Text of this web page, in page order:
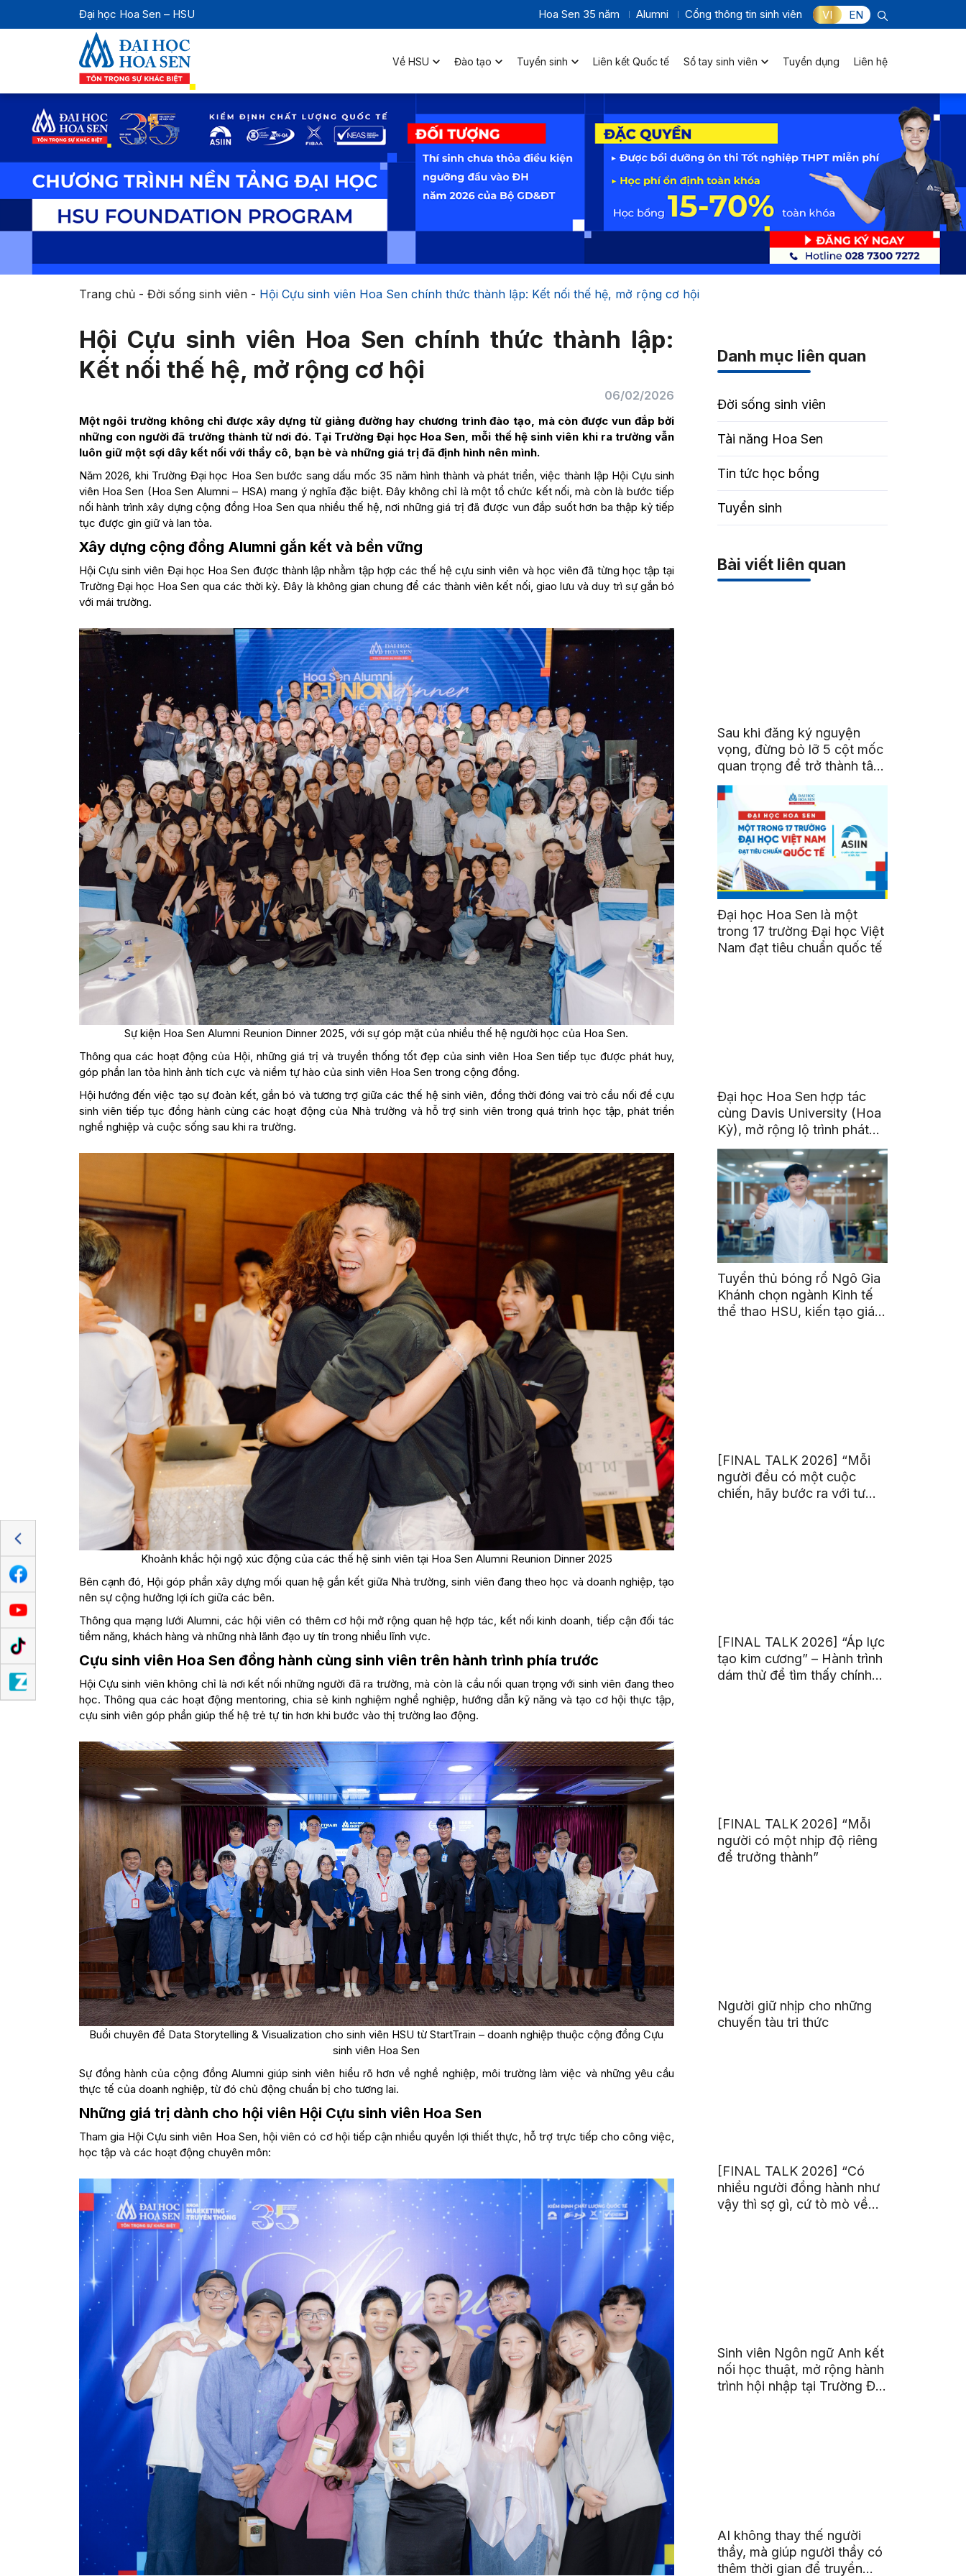
Đại học Hoa Sen – HSU Hoa Sen 35 năm Alumni Cổng thông tin sinh viên VI EN
Về HSU Đào tạo Tuyển sinh Liên kết Quốc tế Sổ tay sinh viên Tuyển dụng Liên hệ
Trang chủ- Đời sống sinh viên- Hội Cựu sinh viên Hoa Sen chính thức thành lập: Kết nối thế hệ, mở rộng cơ hội
Hội Cựu sinh viên Hoa Sen chính thức thành lập:
Kết nối thế hệ, mở rộng cơ hội
06/02/2026
Một ngôi trường không chỉ được xây dựng từ giảng đường hay chương trình đào tạo, mà còn được vun đắp bởi
những con người đã trưởng thành từ nơi đó. Tại Trường Đại học Hoa Sen, mỗi thế hệ sinh viên khi ra trường vẫn
luôn giữ một sợi dây kết nối với thầy cô, bạn bè và những giá trị đã định hình nên mình.
Năm 2026, khi Trường Đại học Hoa Sen bước sang dấu mốc 35 năm hình thành và phát triển, việc thành lập Hội Cựu sinh
viên Hoa Sen (Hoa Sen Alumni – HSA) mang ý nghĩa đặc biệt. Đây không chỉ là một tổ chức kết nối, mà còn là bước tiếp
nối hành trình xây dựng cộng đồng Hoa Sen qua nhiều thế hệ, nơi những giá trị đã được vun đắp suốt hơn ba thập kỷ tiếp
tục được gìn giữ và lan tỏa.
Xây dựng cộng đồng Alumni gắn kết và bền vững
Hội Cựu sinh viên Đại học Hoa Sen được thành lập nhằm tập hợp các thế hệ cựu sinh viên và học viên đã từng học tập tại
Trường Đại học Hoa Sen qua các thời kỳ. Đây là không gian chung để các thành viên kết nối, giao lưu và duy trì sự gắn bó
với mái trường.
Sự kiện Hoa Sen Alumni Reunion Dinner 2025, với sự góp mặt của nhiều thế hệ người học của Hoa Sen.
Thông qua các hoạt động của Hội, những giá trị và truyền thống tốt đẹp của sinh viên Hoa Sen tiếp tục được phát huy,
góp phần lan tỏa hình ảnh tích cực và niềm tự hào của sinh viên Hoa Sen trong cộng đồng.
Hội hướng đến việc tạo sự đoàn kết, gắn bó và tương trợ giữa các thế hệ sinh viên, đồng thời đóng vai trò cầu nối để cựu
sinh viên tiếp tục đồng hành cùng các hoạt động của Nhà trường và hỗ trợ sinh viên trong quá trình học tập, phát triển
nghề nghiệp và cuộc sống sau khi ra trường.
Khoảnh khắc hội ngộ xúc động của các thế hệ sinh viên tại Hoa Sen Alumni Reunion Dinner 2025
Bên cạnh đó, Hội góp phần xây dựng mối quan hệ gắn kết giữa Nhà trường, sinh viên đang theo học và doanh nghiệp, tạo
nên sự cộng hưởng lợi ích giữa các bên.
Thông qua mạng lưới Alumni, các hội viên có thêm cơ hội mở rộng quan hệ hợp tác, kết nối kinh doanh, tiếp cận đối tác
tiềm năng, khách hàng và những nhà lãnh đạo uy tín trong nhiều lĩnh vực.
Cựu sinh viên Hoa Sen đồng hành cùng sinh viên trên hành trình phía trước
Hội Cựu sinh viên không chỉ là nơi kết nối những người đã ra trường, mà còn là cầu nối quan trọng với sinh viên đang theo
học. Thông qua các hoạt động mentoring, chia sẻ kinh nghiệm nghề nghiệp, hướng dẫn kỹ năng và tạo cơ hội thực tập,
cựu sinh viên góp phần giúp thế hệ trẻ tự tin hơn khi bước vào thị trường lao động.
Buổi chuyên đề Data Storytelling & Visualization cho sinh viên HSU từ StartTrain – doanh nghiệp thuộc cộng đồng Cựu
sinh viên Hoa Sen
Sự đồng hành của cộng đồng Alumni giúp sinh viên hiểu rõ hơn về nghề nghiệp, môi trường làm việc và những yêu cầu
thực tế của doanh nghiệp, từ đó chủ động chuẩn bị cho tương lai.
Những giá trị dành cho hội viên Hội Cựu sinh viên Hoa Sen
Tham gia Hội Cựu sinh viên Hoa Sen, hội viên có cơ hội tiếp cận nhiều quyền lợi thiết thực, hỗ trợ trực tiếp cho công việc,
học tập và các hoạt động chuyên môn:
Danh mục liên quan
Đời sống sinh viên
Tài năng Hoa Sen
Tin tức học bổng
Tuyển sinh
Bài viết liên quan
Sau khi đăng ký nguyện
vọng, đừng bỏ lỡ 5 cột mốc
quan trọng để trở thành tân
sinh viên HSU
Đại học Hoa Sen là một
trong 17 trường Đại học Việt
Nam đạt tiêu chuẩn quốc tế
Đại học Hoa Sen hợp tác
cùng Davis University (Hoa
Kỳ), mở rộng lộ trình phát
triển toàn cầu cho sinh viên
Tuyển thủ bóng rổ Ngô Gia
Khánh chọn ngành Kinh tế
thể thao HSU, kiến tạo giá
[FINAL TALK 2026] “Mỗi
người đều có một cuộc
chiến, hãy bước ra với tư
[FINAL TALK 2026] “Áp lực
tạo kim cương” – Hành trình
dám thử để tìm thấy chính
[FINAL TALK 2026] “Mỗi
người có một nhịp độ riêng
để trưởng thành”
Người giữ nhịp cho những
chuyến tàu tri thức
[FINAL TALK 2026] “Có
nhiều người đồng hành như
vậy thì sợ gì, cứ tò mò về
Sinh viên Ngôn ngữ Anh kết
nối học thuật, mở rộng hành
trình hội nhập tại Trường Đại
AI không thay thế người
thầy, mà giúp người thầy có
thêm thời gian để truyền